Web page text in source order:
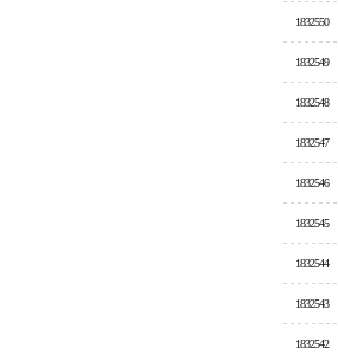
1832550
1832549
1832548
1832547
1832546
1832545
1832544
1832543
1832542